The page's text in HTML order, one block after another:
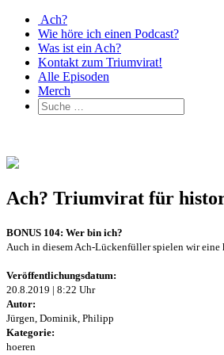
Ach?
Wie höre ich einen Podcast?
Was ist ein Ach?
Kontakt zum Triumvirat!
Alle Episoden
Merch
Ach? Triumvirat für
BONUS 104: Wer bin ich?
Auch in diesem Ach-Lückenfüller spielen wir eine
Veröffentlichungsdatum:
20.8.2019 | 8:22 Uhr
Autor:
Jürgen, Dominik, Philipp
Kategorie:
hoeren